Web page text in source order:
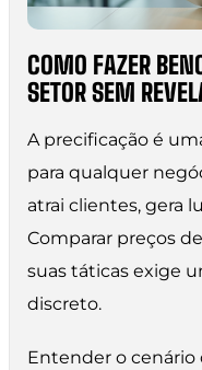
COMO FAZER
SETOR SEM
A precificação é
para qualquer
atrai clientes, gera
Comparar preços
suas táticas exige
discreto.
Entender o cenário